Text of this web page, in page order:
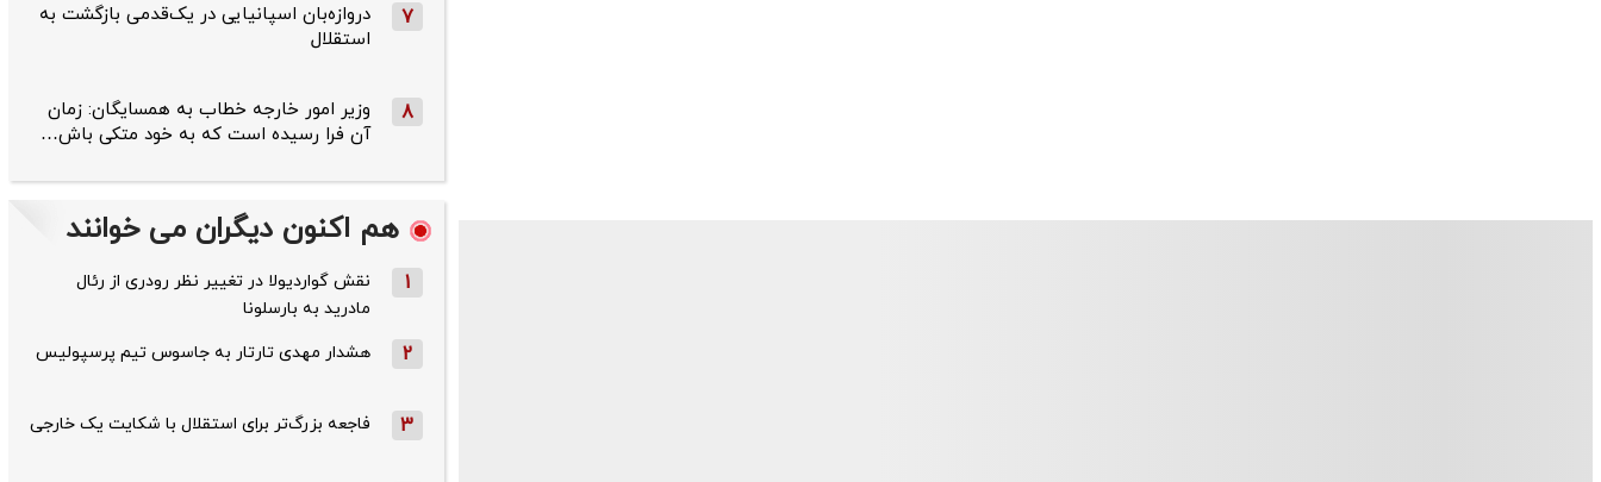
7
دروازه‌بان اسپانیایی در یک‌قدمی بازگشت به
استقلال
8
وزیر امور خارجه خطاب به همسایگان: زمان
آن فرا رسیده است که به خود متکی باش…
هم اکنون دیگران می خوانند
1
نقش گواردیولا در تغییر نظر رودری از رئال
مادرید به بارسلونا
2 هشدار مهدی تارتار به جاسوس تیم پرسپولیس
3 فاجعه بزرگ‌تر برای استقلال با شکایت یک خارجی